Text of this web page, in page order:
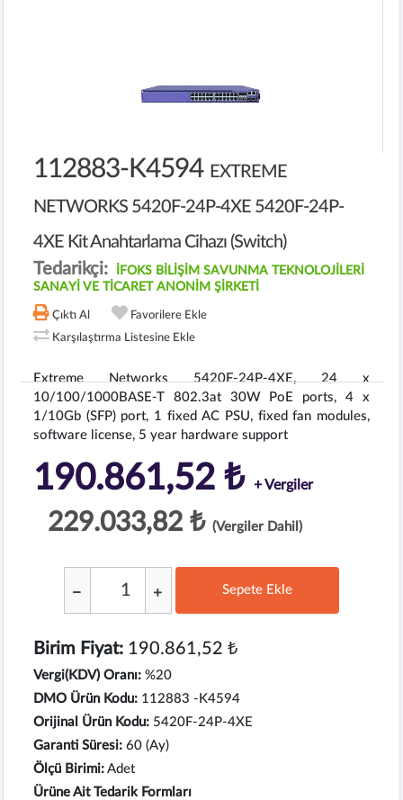
112883-K4594 EXTREME
NETWORKS 5420F-24P-4XE 5420F-24P-
4XE Kit Anahtarlama Cihazı (Switch)
Tedarikçi:
İFOKS BİLİŞİM SAVUNMA TEKNOLOJİLERİ
SANAYİ VE TİCARET ANONİM ŞİRKETİ
Çıktı Al
Favorilere Ekle
Karşılaştırma Listesine Ekle
Extreme Networks 5420F-24P-4XE, 24 x
10/100/1000BASE-T 802.3at 30W PoE ports, 4 x
1/10Gb (SFP) port, 1 fixed AC PSU, fixed fan modules,
software license, 5 year hardware support
190.861,52 ₺ + Vergiler
229.033,82 ₺ (Vergiler Dahil)
Sepete Ekle
Birim Fiyat:190.861,52 ₺
Vergi(KDV) Oranı: %20
DMO Ürün Kodu: 112883 -K4594
Orijinal Ürün Kodu: 5420F-24P-4XE
Garanti Süresi: 60 (Ay)
Ölçü Birimi: Adet
Ürüne Ait Tedarik Formları